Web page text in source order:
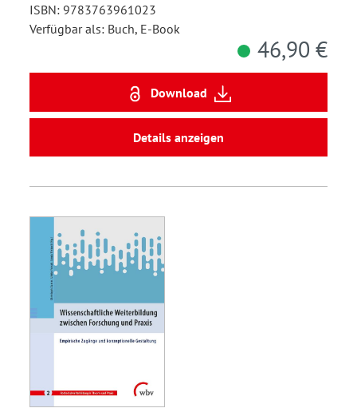
ISBN: 9783763961023
Verfügbar als: Buch, E-Book
46,90 €
Download
Details anzeigen